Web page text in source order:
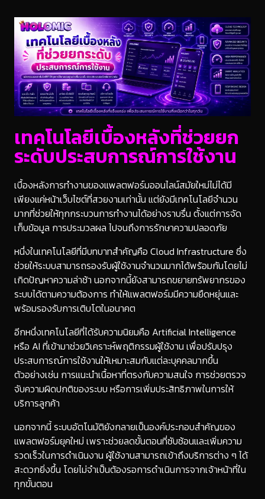
เทคโนโลยีเบื้องหลังที่ช่วยยก
ระดับประสบการณ์การใช้งาน
เบื้องหลังการทำงานของแพลตฟอร์มออนไลน์สมัยใหม่ไม่ได้มี
เพียงแค่หน้าเว็บไซต์ที่สวยงามเท่านั้น แต่ยังมีเทคโนโลยีจำนวน
มากที่ช่วยให้ทุกกระบวนการทำงานได้อย่างราบรื่น ตั้งแต่การจัด
เก็บข้อมูล การประมวลผล ไปจนถึงการรักษาความปลอดภัย
หนึ่งในเทคโนโลยีที่มีบทบาทสำคัญคือ Cloud Infrastructure ซึ่ง
ช่วยให้ระบบสามารถรองรับผู้ใช้งานจำนวนมากได้พร้อมกันโดยไม่
เกิดปัญหาความล่าช้า นอกจากนี้ยังสามารถขยายทรัพยากรของ
ระบบได้ตามความต้องการ ทำให้แพลตฟอร์มมีความยืดหยุ่นและ
พร้อมรองรับการเติบโตในอนาคต
อีกหนึ่งเทคโนโลยีที่ได้รับความนิยมคือ Artificial Intelligence
หรือ AI ที่เข้ามาช่วยวิเคราะห์พฤติกรรมผู้ใช้งาน เพื่อปรับปรุง
ประสบการณ์การใช้งานให้เหมาะสมกับแต่ละบุคคลมากขึ้น
ตัวอย่างเช่น การแนะนำเนื้อหาที่ตรงกับความสนใจ การช่วยตรวจ
จับความผิดปกติของระบบ หรือการเพิ่มประสิทธิภาพในการให้
บริการลูกค้า
นอกจากนี้ ระบบอัตโนมัติยังกลายเป็นองค์ประกอบสำคัญของ
แพลตฟอร์มยุคใหม่ เพราะช่วยลดขั้นตอนที่ซับซ้อนและเพิ่มความ
รวดเร็วในการดำเนินงาน ผู้ใช้งานสามารถเข้าถึงบริการต่าง ๆ ได้
สะดวกยิ่งขึ้น โดยไม่จำเป็นต้องรอการดำเนินการจากเจ้าหน้าที่ใน
ทุกขั้นตอน